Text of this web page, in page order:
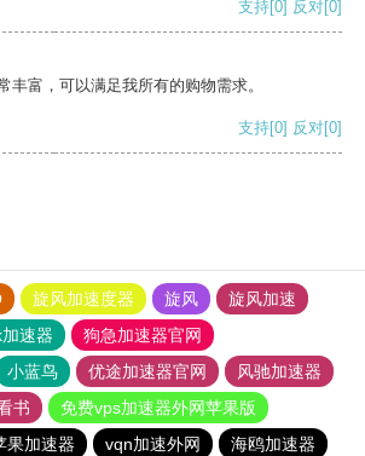
支持[0] 反对[0]
丰富，可以满足我所有的购物需求。
支持[0] 反对[0]
旋风加速度器 旋风
旋风加速
速器
狗急加速器官网
小蓝鸟 优途加速器官网
风驰加速器
书
免费vps加速器外网苹果版
果加速器 vqn加速外网
海鸥加速器